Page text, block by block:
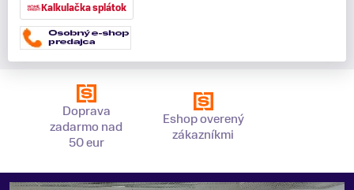
Kalkulačka splátok
Doprava
zadarmo nad
50 eur
Eshop overený
zákazníkmi